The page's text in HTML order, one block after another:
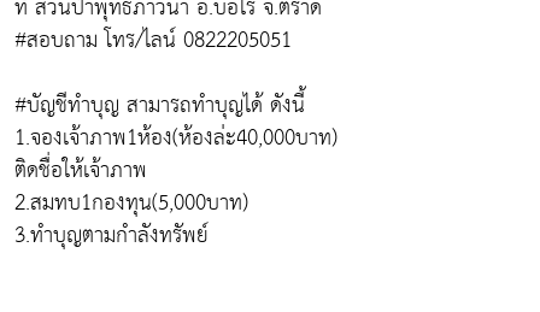
#สอบถาม โทร/ไลน์ 0822205051
#บัญชีทำบุญ สามารถทำบุญได้ ดังนี้
1.จองเจ้าภาพ1ห้อง(ห้องล่ะ40,000บาท)
ติดชื่อให้เจ้าภาพ
2.สมทบ1กองทุน(5,000บาท)
3.ทำบุญตามกำลังทรัพย์